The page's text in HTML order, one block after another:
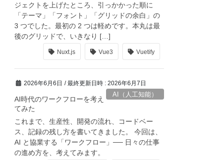
ジェクトを上げたところ、引っかかった順に
「テーマ」「フォント」「グリッドの余白」の
3 つでした。最初の 2 つは軽めです。本丸は最
後のグリッドで、いきなり […]
Nuxt.js Vue3 Vuetify
2026年6月6日 / 最終更新日時 :2026年6月7日
AI（人工知能）
AI時代のワークフローを考え
てみた
これまで、生産性、開発の流れ、コードベー
ス、記録の残し方を書いてきました。 今回は、
AI と協業する「ワークフロー」── 日々の仕事
の進め方を、考えてみます。